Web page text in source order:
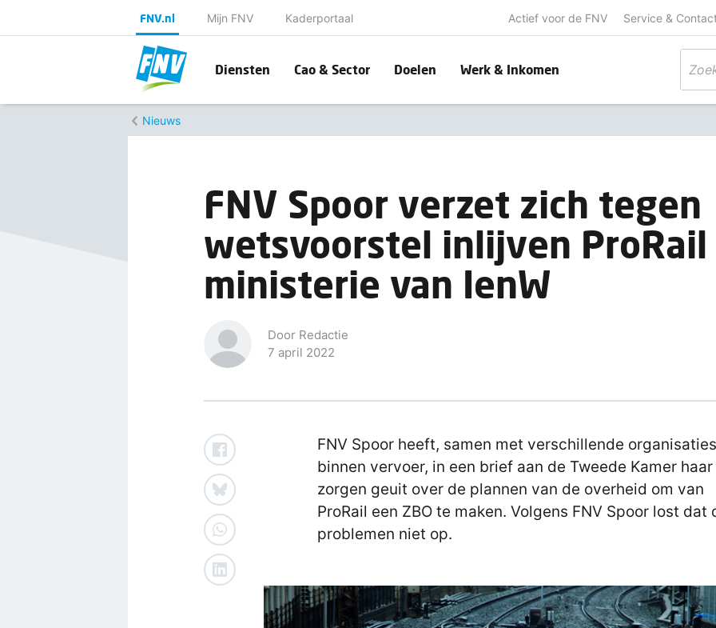
FNV.nl Mijn FNV Kaderportaal Actief voor de FNV Service &
Diensten Cao & Sector Doelen Werk & Inkomen
Nieuws
FNV Spoor verzet zich tegen
wetsvoorstel inlijven
ministerie van IenW
Door Redactie
7 april 2022
FNV Spoor heeft, samen met verschillende
binnen vervoer, in een brief aan de Tweede Kamer haar
zorgen geuit over de plannen van de overheid om van
ProRail een ZBO te maken. Volgens FNV Spoor lost dat
problemen niet op.